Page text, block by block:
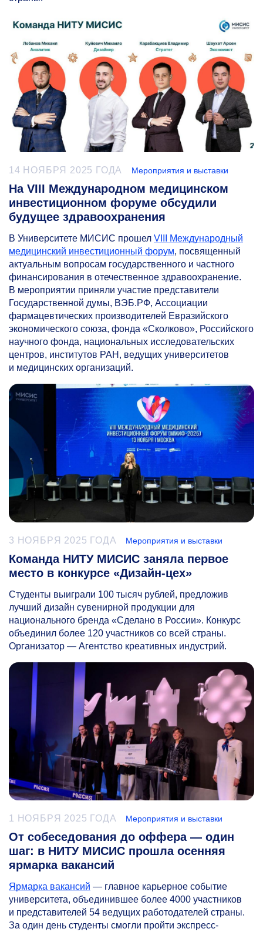
14 НОЯБРЯ 2025 ГОДА Мероприятия и выставки
На VIII Международном медицинском
инвестиционном форуме обсудили
будущее здравоохранения
В Университете МИСИС прошел VIII Международный
медицинский инвестиционный форум, посвященный
актуальным вопросам государственного и частного
финансирования в отечественное здравоохранение.
В мероприятии приняли участие представители
Государственной думы, ВЭБ.РФ, Ассоциации
фармацевтических производителей Евразийского
экономического союза, фонда «Сколково», Российского
научного фонда, национальных исследовательских
центров, институтов РАН, ведущих университетов
и медицинских организаций.
3 НОЯБРЯ 2025 ГОДА Мероприятия и выставки
Команда НИТУ МИСИС заняла первое
место в конкурсе «Дизайн-цех»
Студенты выиграли 100 тысяч рублей, предложив
лучший дизайн сувенирной продукции для
национального бренда «Сделано в России». Конкурс
объединил более 120 участников со всей страны.
Организатор — Агентство креативных индустрий.
1 НОЯБРЯ 2025 ГОДА Мероприятия и выставки
От собеседования до оффера — один
шаг: в НИТУ МИСИС прошла осенняя
ярмарка вакансий
Ярмарка вакансий — главное карьерное событие
университета, объединившее более 4000 участников
и представителей 54 ведущих работодателей страны.
За один день студенты смогли пройти экспресс-